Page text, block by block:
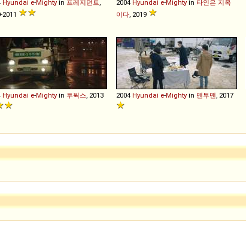
Hyundai e-Mighty in 프레지던트
2011
2004 Hyundai e-Mighty in 타인은 지옥
이다 , 2019
Hyundai e-Mighty in 투윅스 , 2013 2004 Hyundai e-Mighty in 맨투맨 , 2017